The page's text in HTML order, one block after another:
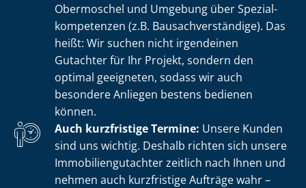
Obermoschel und Umgebung über Spe­zi­al­
kom­pe­ten­zen (z.B. Bau­sach­ver­stän­di­ge). Das
heißt: Wir suchen nicht irgendeinen
Gutachter für Ihr Projekt, sondern den
optimal geeigneten, sodass wir auch
besondere Anliegen bestens bedienen
können.
Auch kurzfristige Termine: Unsere Kunden
sind uns wichtig. Deshalb richten sich unsere
Im­mo­bi­li­en­gut­ach­ter zeitlich nach Ihnen und
nehmen auch kurzfristige Aufträge wahr –